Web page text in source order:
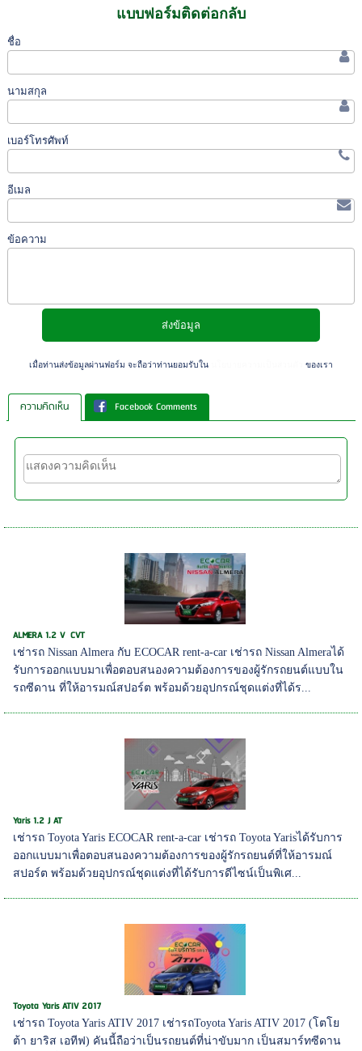
แบบฟอร์มติดต่อกลับ
ชื่อ
นามสกุล
เบอร์โทรศัพท์
อีเมล
ข้อความ
เมื่อท่านส่งข้อมูลผ่านฟอร์ม จะถือว่าท่านยอมรับในนโยบายความเป็นส่วนตัว ของเรา
ความคิดเห็น Facebook Comments
ALMERA 1.2 V CVT
เช่ารถ Nissan Almera กับ ECOCAR rent-a-car เช่ารถ Nissan Almeraได้
รับการออกแบบมาเพื่อตอบสนองความต้องการของผู้รักรถยนต์แบบใน
รถซีดาน ที่ให้อารมณ์สปอร์ต พร้อมด้วยอุปกรณ์ชุดแต่งที่ได้ร...
Yaris 1.2 J AT
เช่ารถ Toyota Yaris ECOCAR rent-a-car เช่ารถ Toyota Yarisได้รับการ
ออกแบบมาเพื่อตอบสนองความต้องการของผู้รักรถยนต์ที่ให้อารมณ์
สปอร์ต พร้อมด้วยอุปกรณ์ชุดแต่งที่ได้รับการดีไซน์เป็นพิเศ...
Toyota Yaris ATIV 2017
เช่ารถ Toyota Yaris ATIV 2017 เช่ารถToyota Yaris ATIV 2017 (โตโย
ต้า ยาริส เอทีฟ) คันนี้ถือว่าเป็นรถยนต์ที่น่าขับมาก เป็นสมาร์ทซีดาน